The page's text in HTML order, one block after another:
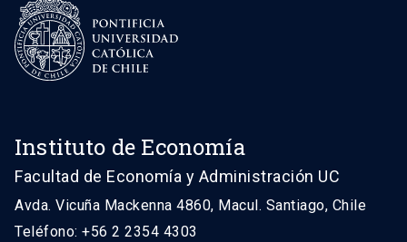
Instituto de Economía
Facultad de Economía y Administración UC
Avda. Vicuña Mackenna 4860, Macul. Santiago, Chile
Teléfono: +56 2 2354 4303